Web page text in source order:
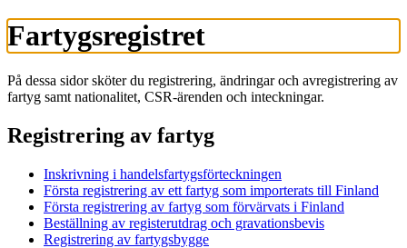
Fartygsregistret
På dessa sidor sköter du registrering, ändringar och avregistrering av
fartyg samt nationalitet, CSR-ärenden och inteckningar.
Registrering av fartyg
Inskrivning i handelsfartygsförteckningen
Första registrering av ett fartyg som importerats till Finland
Första registrering av fartyg som förvärvats i Finland
Beställning av registerutdrag och gravationsbevis
Registrering av fartygsbygge